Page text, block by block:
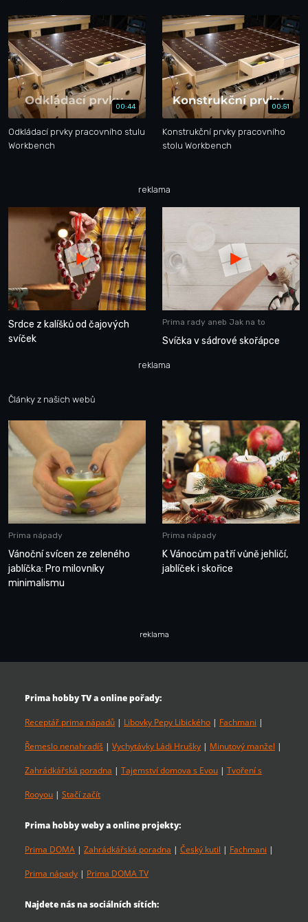
00:44
Odkládací prvky pracovního stulu
Workbench
00:51
Konstrukční prvky pracovního
stolu Workbench
reklama
Srdce z kalíšků od čajových
svíček
Prima rady aneb Jak na to
Svíčka v sádrové skořápce
reklama
Články z našich webů
Prima nápady
Vánoční svícen ze zeleného
jablíčka: Pro milovníky
minimalismu
Prima nápady
K Vánocům patří vůně jehličí,
jablíček i skořice
reklama
Prima hobby TV a online pořady:
Receptář prima nápadů | Libovky Pepy Libického | Fachmani |
Řemeslo nenahradíš | Vychytávky Ládi Hrušky | Minutový manžel |
Zahrádkářská poradna | Tajemství domova s Evou | Tvoření s
Rooyou | Stačí začít
Prima hobby weby a online projekty:
Prima DOMA | Zahrádkářská poradna | Český kutil | Fachmani |
Prima nápady | Prima DOMA TV
Najdete nás na sociálních sítích: